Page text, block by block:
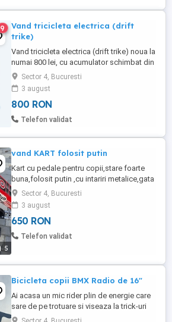
9
Vand tricicleta electrica (drift
trike)
Vand tricicleta electrica (drift trike) noua la
numai 800 lei, cu acumulator schimbat din
37V 4Ah in 36v 9 Ah.
Sector 4, Bucuresti
3 august
800 RON
Telefon validat
5
vand KART folosit putin
Kart cu pedale pentru copii,stare foarte
buna,folosit putin ,cu intariri metalice,gata
de plimbare.Pret 650 lei,usor
negociabil.Predare personala in Bucuresti.
Sector 4, Bucuresti
3 august
650 RON
Telefon validat
Bicicleta copii BMX Radio de 16"
Ai acasa un mic rider plin de energie care
sare de pe trotuare si viseaza la trick-uri
spectaculoase? E timpul sa-i iei un BMX